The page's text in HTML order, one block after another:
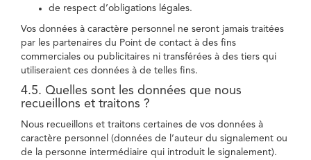
de respect d’obligations légales.
Vos données à caractère personnel ne seront jamais traitées
par les partenaires du Point de contact à des fins
commerciales ou publicitaires ni transférées à des tiers qui
utiliseraient ces données à de telles fins.
4.5. Quelles sont les données que nous
recueillons et traitons ?
Nous recueillons et traitons certaines de vos données à
caractère personnel (données de l’auteur du signalement ou
de la personne intermédiaire qui introduit le signalement).